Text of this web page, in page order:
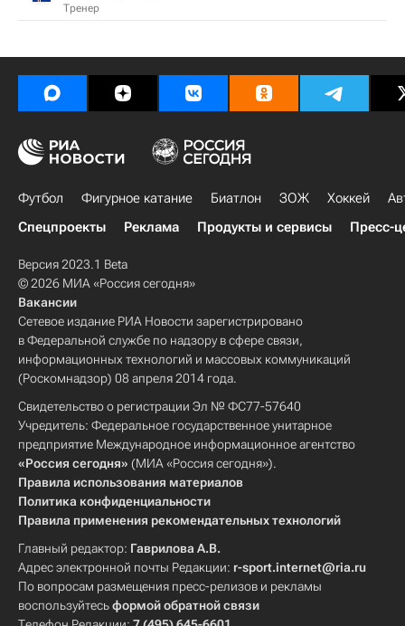
Тренер
Футбол Фигурное катание Биатлон ЗОЖ Хоккей
Спецпроекты
Реклама Продукты и сервисы Пресс-
Версия 2023.1 Beta
© 2026 МИА «Россия сегодня»
Вакансии
Сетевое издание РИА Новости зарегистрировано
в Федеральной службе по надзору в сфере связи,
информационных технологий и массовых коммуникаций
(Роскомнадзор) 08 апреля 2014 года.
Свидетельство о регистрации Эл № ФС77-57640
Учредитель: Федеральное государственное унитарное
предприятие Международное информационное агентство
«Россия сегодня» (МИА «Россия сегодня»).
Правила использования материалов
Политика конфиденциальности
Правила применения рекомендательных технологий
Главный редактор: Гаврилова А.В.
Адрес электронной почты Редакции: r-sport.internet@ria.ru
По вопросам размещения пресс-релизов и рекламы
воспользуйтесьформой обратной связи